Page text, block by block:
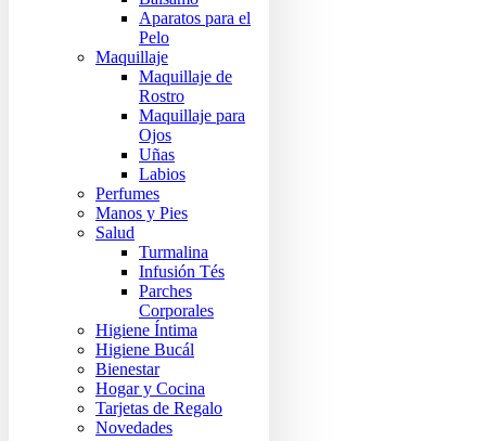
Aparatos para el
Pelo
Maquillaje
Maquillaje de
Rostro
Maquillaje para
Ojos
Uñas
Labios
Perfumes
Manos y Pies
Salud
Turmalina
Infusión Tés
Parches
Corporales
Higiene Íntima
Higiene Bucál
Bienestar
Hogar y Cocina
Tarjetas de Regalo
Novedades